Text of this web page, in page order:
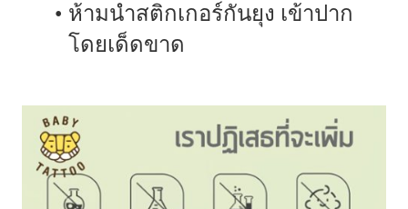
ห้ามนำสติกเกอร์กันยุง เข้าปาก
โดยเด็ดขาด